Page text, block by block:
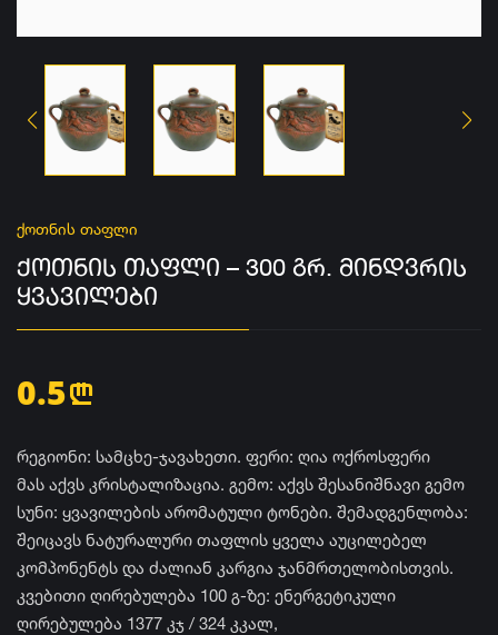
ქოთნის თაფლი
ᲥᲝᲗᲜᲘᲡ ᲗᲐᲤᲚᲘ – 300 ᲒᲠ. ᲛᲘᲜᲓᲕᲠᲘᲡ
ᲧᲕᲐᲕᲘᲚᲔᲑᲘ
0.5n
რეგიონი: სამცხე-ჯავახეთი. ფერი: ღია ოქროსფერი
მას აქვს კრისტალიზაცია. გემო: აქვს შესანიშნავი გემო
სუნი: ყვავილების არომატული ტონები. შემადგენლობა:
შეიცავს ნატურალური თაფლის ყველა აუცილებელ
კომპონენტს და ძალიან კარგია ჯანმრთელობისთვის.
კვებითი ღირებულება 100 გ-ზე: ენერგეტიკული
ღირებულება 1377 კჯ / 324 კკალ,